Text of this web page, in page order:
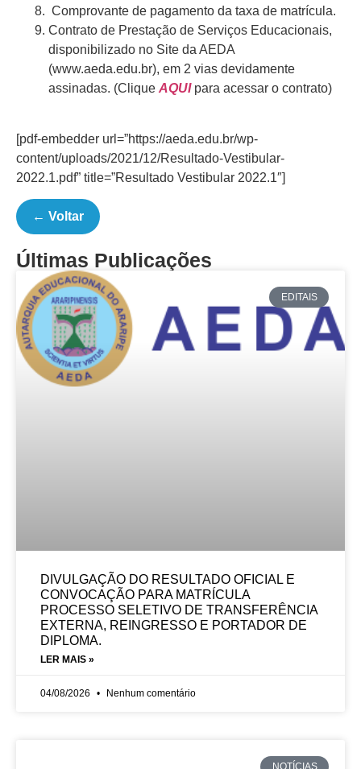
Comprovante de pagamento da taxa de matrícula.
Contrato de Prestação de Serviços Educacionais,
disponibilizado no Site da AEDA
(www.aeda.edu.br), em 2 vias devidamente
assinadas. (Clique AQUIpara acessar o contrato)
[pdf-embedder url=”https://aeda.edu.br/wp-
content/uploads/2021/12/Resultado-Vestibular-
2022.1.pdf” title=”Resultado Vestibular 2022.1″]
← Voltar
Últimas Publicações
EDITAIS
DIVULGAÇÃO DO RESULTADO OFICIAL E
CONVOCAÇÃO PARA MATRÍCULA
PROCESSO SELETIVO DE TRANSFERÊNCIA
EXTERNA, REINGRESSO E PORTADOR DE
DIPLOMA.
LER MAIS »
04/08/2026 Nenhum comentário